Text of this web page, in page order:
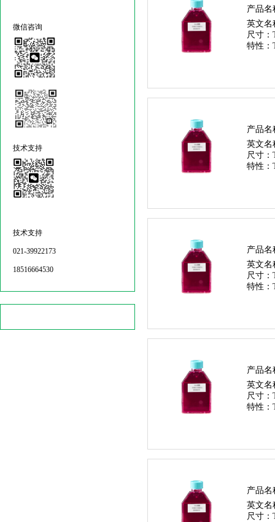
微信咨询
技术支持
技术支持
021-39922173
18516664530
产品名
英文名
尺寸：
特性：
产品名
英文名
尺寸：
特性：
产品名
英文名
尺寸：
特性：
产品名
英文名
尺寸：
特性：
产品名
英文名
尺寸：